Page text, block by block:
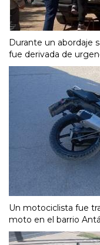
Durante un abordaje
fue derivada de
Un motociclista fue
moto en el barrio